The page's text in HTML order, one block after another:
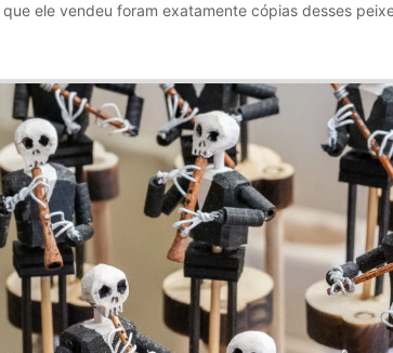
ele vendeu foram exatamente cópias desses